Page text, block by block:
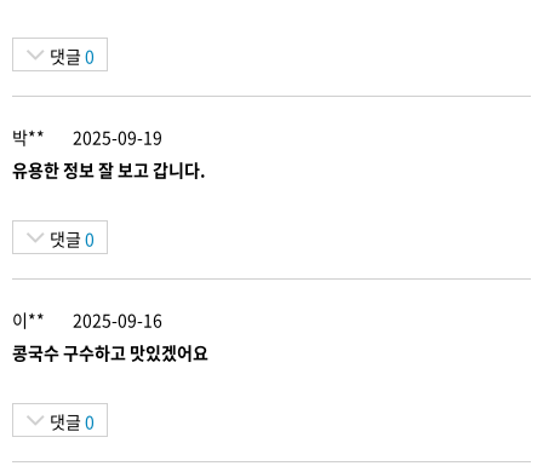
댓글 0
박**
2025-09-19
유용한 정보 잘 보고 갑니다.
댓글 0
이**
2025-09-16
콩국수 구수하고 맛있겠어요
댓글 0